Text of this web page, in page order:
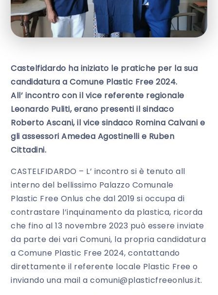
Castelfidardo ha iniziato le pratiche per la sua
candidatura a Comune Plastic Free 2024.
All’ incontro con il vice referente regionale
Leonardo Puliti, erano presenti il sindaco
Roberto Ascani, il vice sindaco Romina Calvani e
gli assessori Amedea Agostinelli e Ruben
Cittadini.
CASTELFIDARDO – L’ incontro si è tenuto all
interno del bellissimo Palazzo Comunale
Plastic Free Onlus che dal 2019 si occupa di
contrastare l’inquinamento da plastica, ricorda
che fino al 13 novembre 2023 può essere inviate
da parte dei vari Comuni, la propria candidatura
a Comune Plastic Free 2024, contattando
direttamente il referente locale Plastic Free o
inviando una mail a comuni@plasticfreeonlus.it.